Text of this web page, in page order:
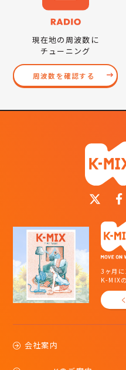
現在地の周波数に
チューニング
周波数を確認する
3ヶ月
K-MIX
会社案内